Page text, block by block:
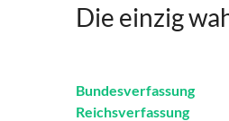
Die einzig
Bundesverfassung
Reichsverfassung